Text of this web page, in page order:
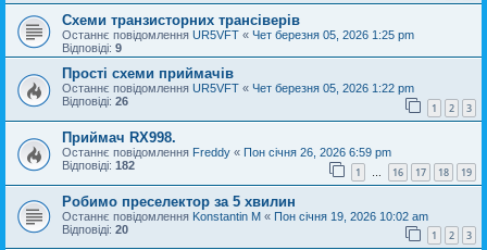
Схеми транзисторних трансіверів
Останнє повідомлення UR5VFT « Чет березня 05, 2026 1:25 pm
Відповіді: 9
Прості схеми приймачів
Останнє повідомлення UR5VFT « Чет березня 05, 2026 1:22 pm
Відповіді: 26 1 2 3
Приймач RX998.
Останнє повідомлення Freddy « Пон січня 26, 2026 6:59 pm
Відповіді: 182 1 … 16 17 18 19
Робимо преселектор за 5 хвилин
Останнє повідомлення Konstantin M « Пон січня 19, 2026 10:02 am
Відповіді: 20 1 2 3